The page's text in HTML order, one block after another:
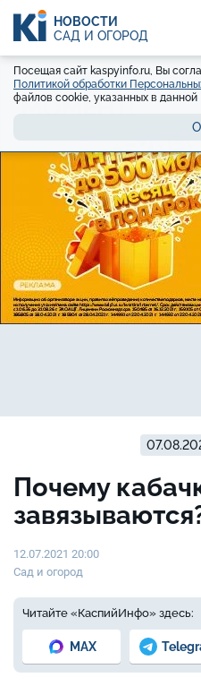
НОВОСТИ
САД И ОГОРОД
Посещая сайт kaspyinfo.ru, Вы
Политикой обработки
файлов cookie, указанных в данной
Почему
12.07.2021 20:00
Сад и огород
Читайте «КаспийИнфо» здесь:
MAX